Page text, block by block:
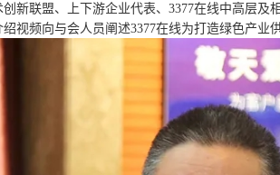
创新联盟、上下游企业代表、3377在线中高层
视频向与会人员阐述3377在线为打造绿色产业